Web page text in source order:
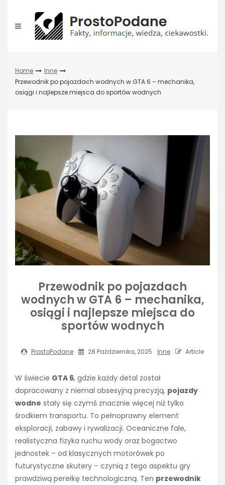
content
Home
Inne
Przewodnik po pojazdach wodnych w GTA 6 – mechanika,
osiągi i najlepsze miejsca do sportów wodnych
Przewodnik po pojazdach
wodnych w GTA 6 – mechanika,
osiągi i najlepsze miejsca do
sportów wodnych
ProstoPodane 28 Października, 2025 Inne Article
W świecie GTA 6, gdzie każdy detal został
dopracowany z niemal obsesyjną precyzją, pojazdy
wodne stały się czymś znacznie więcej niż tylko
środkiem transportu. To pełnoprawny element
eksploracji, zabawy i rywalizacji. Oceaniczne fale,
realistyczna fizyka ruchu wody oraz bogactwo
jednostek – od klasycznych motorówek po
futurystyczne skutery – czynią z tego aspektu gry
prawdziwą perełkę technologiczną. Ten przewodnik